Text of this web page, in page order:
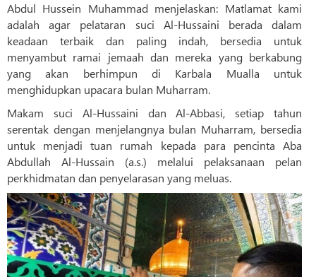
Abdul Hussein Muhammad menjelaskan: Matlamat kami
adalah agar pelataran suci Al-Hussaini berada dalam
keadaan terbaik dan paling indah, bersedia untuk
menyambut ramai jemaah dan mereka yang berkabung
yang akan berhimpun di Karbala Mualla untuk
menghidupkan upacara bulan Muharram.
Makam suci Al-Hussaini dan Al-Abbasi, setiap tahun
serentak dengan menjelangnya bulan Muharram, bersedia
untuk menjadi tuan rumah kepada para pencinta Aba
Abdullah Al-Hussain (a.s.) melalui pelaksanaan pelan
perkhidmatan dan penyelarasan yang meluas.